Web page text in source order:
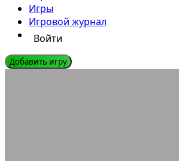
Игры
Игровой журнал
Войти
Добавить игру